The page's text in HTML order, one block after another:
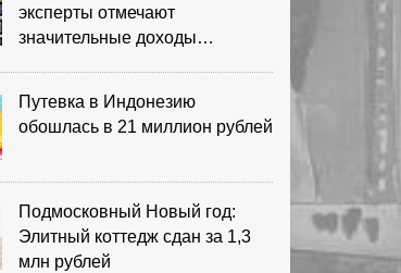
эксперты отмечают
значительные доходы
Путевка в Индонезию
обошлась в 21 миллион рублей
Подмосковный Новый год:
Элитный коттедж сдан за 1,3
млн рублей